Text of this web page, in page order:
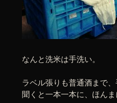
なんと洗米は手洗い。
ラベル張りも普通酒まで
聞くと一本一本に、ほんま